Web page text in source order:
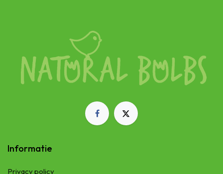
Informatie
Privacy policy